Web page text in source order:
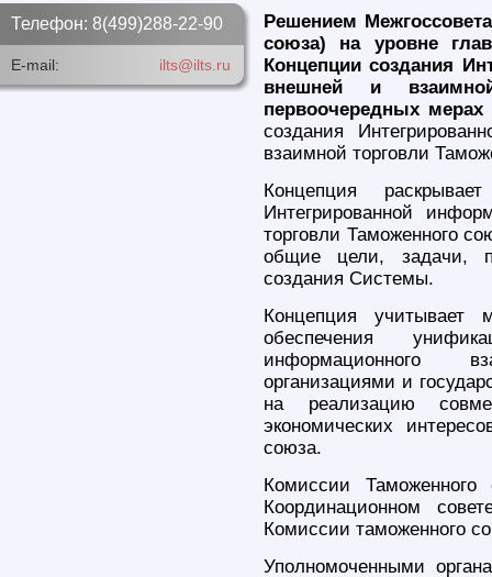
Решением
союза) на уровне
Концепции создания
внешней и
первоочередных
создания
взаимной торговли
Концепция
Интегрированной
торговли Таможенного
общие цели, задачи,
создания Системы.
Концепция учитывает
обеспечения
информационного
организациями и
на реализацию
экономических
союза.
Комиссии
Координационном
Комиссии таможенного
Уполномоченными
Телефон: 8(499)288-22-90
E-mail: ilts@ilts.ru